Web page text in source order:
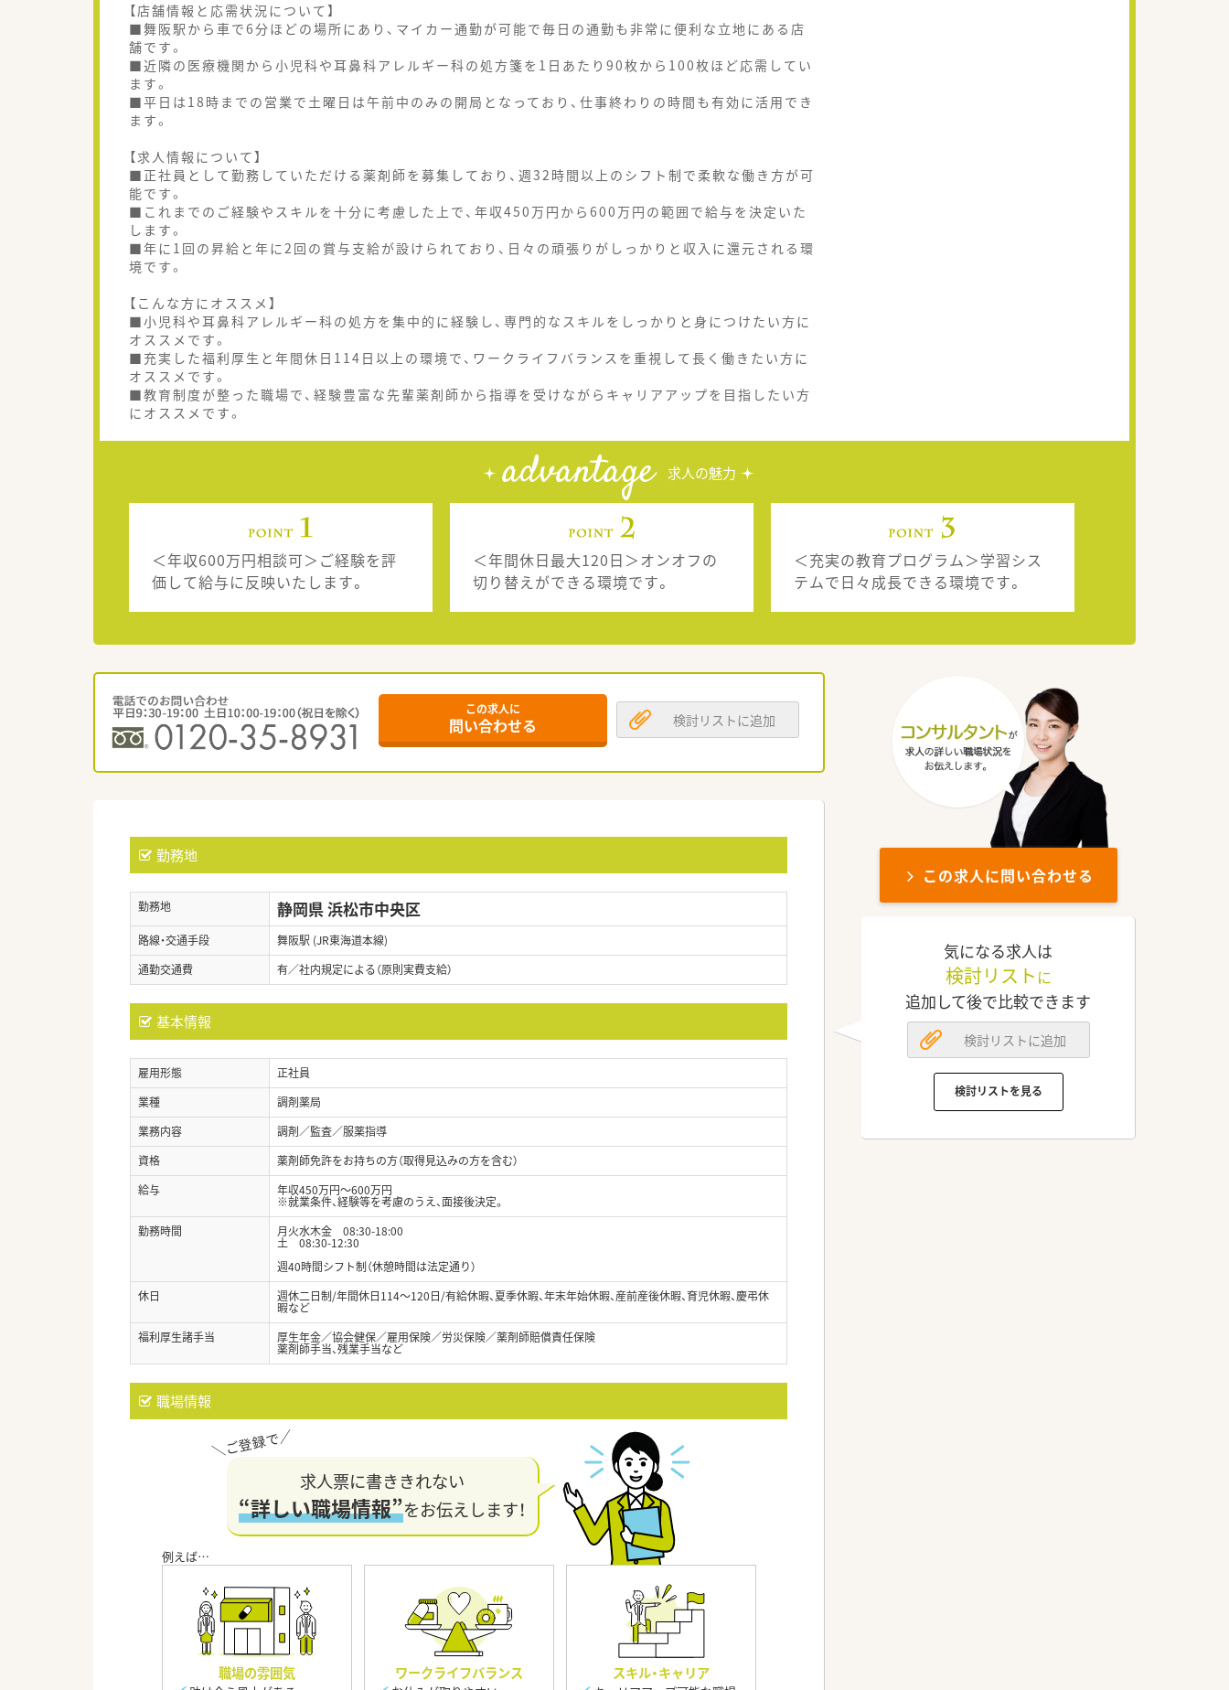
【店舗情報と応需状況について】
■舞阪駅から車で6分ほどの場所にあり、マイカー通勤が可能で毎日の通勤も非常に便利な立地にある店
舗です。
■近隣の医療機関から小児科や耳鼻科アレルギー科の処方箋を1日あたり90枚から100枚ほど応需してい
ます。
■平日は18時までの営業で土曜日は午前中のみの開局となっており、仕事終わりの時間も有効に活用でき
ます。
【求人情報について】
■正社員として勤務していただける薬剤師を募集しており、週32時間以上のシフト制で柔軟な働き方が可
能です。
■これまでのご経験やスキルを十分に考慮した上で、年収450万円から600万円の範囲で給与を決定いた
します。
■年に1回の昇給と年に2回の賞与支給が設けられており、日々の頑張りがしっかりと収入に還元される環
境です。
【こんな方にオススメ】
■小児科や耳鼻科アレルギー科の処方を集中的に経験し、専門的なスキルをしっかりと身につけたい方に
オススメです。
■充実した福利厚生と年間休日114日以上の環境で、ワークライフバランスを重視して長く働きたい方に
オススメです。
■教育制度が整った職場で、経験豊富な先輩薬剤師から指導を受けながらキャリアアップを目指したい方
にオススメです。
advantage 求人の魅力
＜年収600万円相談可＞ご経験を評
価して給与に反映いたします。
＜年間休日最大120日＞オンオフの
切り替えができる環境です。
＜充実の教育プログラム＞学習シス
テムで日々成長できる環境です。
この求人に
問い合わせる 検討リストに追加
勤務地
勤務地 静岡県 浜松市中央区
路線・交通手段
舞阪駅 (JR東海道本線)
通勤交通費
有／社内規定による（原則実費支給）
基本情報
雇用形態
正社員
業種
調剤薬局
業務内容
調剤／監査／服薬指導
資格
薬剤師免許をお持ちの方（取得見込みの方を含む）
給与
年収450万円～600万円
※就業条件、経験等を考慮のうえ、面接後決定。
勤務時間
月火水木金 08:30-18:00
土 08:30-12:30
週40時間シフト制（休憩時間は法定通り）
休日
週休二日制/年間休日114～120日/有給休暇、夏季休暇、年末年始休暇、産前産後休暇、育児休暇、慶弔休
暇など
福利厚生諸手当
厚生年金／協会健保／雇用保険／労災保険／薬剤師賠償責任保険
薬剤師手当、残業手当など
職場情報
求人票に書ききれない
“詳しい職場情報”をお伝えします！
職場の雰囲気 ワークライフバランス スキル・キャリア
この求人に問い合わせる
気になる求人は
検討リスト に
追加して後で比較できます
検討リストに追加
検討リストを見る